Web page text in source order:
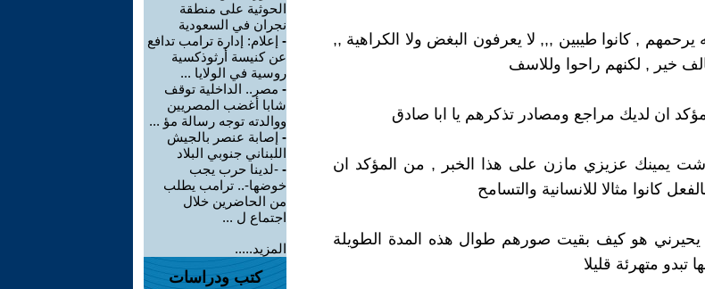
, كانوا طيبين ,,, لا يعرفون البغض ولا الكراهية ,,
بالف خير , لكنهم راحوا وللاسف
يمينك عزيزي مازن على هذا الخبر , من المؤكد ان
كانوا مثالا للانسانية والتسامح
يحيرني هو كيف بقيت صورهم طوال هذه المدة الطويلة
الحوثية على منطقة
نجران في السعودية
- إعلام: إدارة ترامب تدافع
عن كنيسة أرثوذكسية
روسية في الولايا ...
- مصر.. الداخلية توقف
شابا أغضب المصريين
ووالدته توجه رسالة مؤ ...
- إصابة عنصر بالجيش
اللبناني جنوبي البلاد
- -لدينا حرب يجب
خوضها-.. ترامب يطلب
من الحاضرين خلال
اجتماع ل ...
المزيد.....
كتب ودراسات